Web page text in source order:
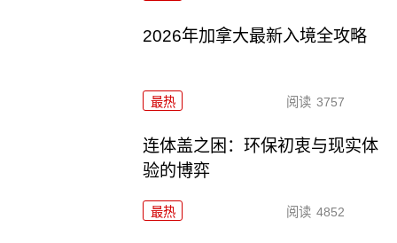
2026年加拿大最新入境全攻略
最热 阅读 3757
连体盖之困：环保初衷与现实体
验的博弈
最热 阅读 4852